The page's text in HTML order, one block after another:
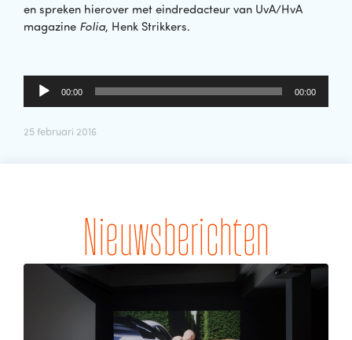
en spreken hierover met eindredacteur van UvA/HvA
magazine Folia, Henk Strikkers.
Audiospeler
00:00 00:00
25 februari 2016
Nieuwsberichten